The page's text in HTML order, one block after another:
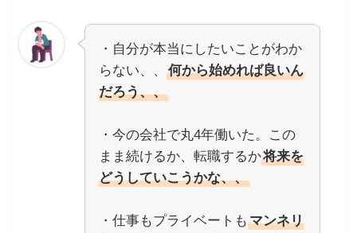
・自分が本当にしたいことがわか
らない、、何から始めれば良いん
だろう、、
・今の会社で丸4年働いた。この
まま続けるか、転職するか将来を
どうしていこうかな、、
・仕事もプライベートもマンネリ